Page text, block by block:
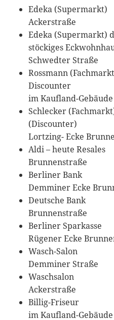
Edeka (Supermarkt)
Ackerstraße
Edeka (Supermarkt)
stöckiges
Schwedter Straße
Rossmann
Discounter
im Kaufland-Gebäude
Schlecker
(Discounter)
Lortzing- Ecke
Aldi – heute Resales
Brunnenstraße
Berliner Bank
Demminer Ecke
Deutsche Bank
Brunnenstraße
Berliner Sparkasse
Rügener Ecke
Wasch-Salon
Demminer Straße
Waschsalon
Ackerstraße
Billig-Friseur
im Kaufland-Gebäude